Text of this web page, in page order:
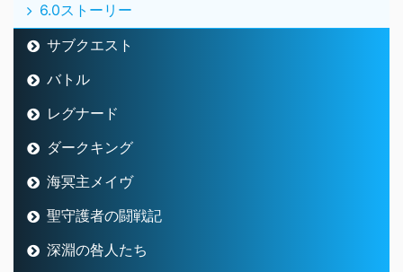
6.0ストーリー
サブクエスト
バトル
レグナード
ダークキング
海冥主メイヴ
聖守護者の闘戦記
深淵の咎人たち